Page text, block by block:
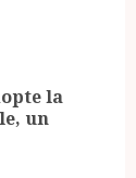
la
un